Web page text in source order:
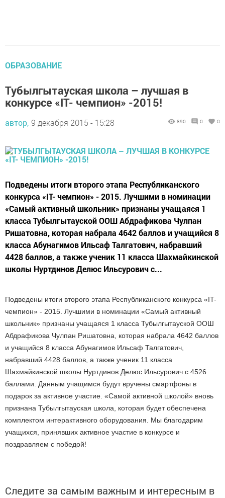
ОБРАЗОВАНИЕ
Тубылгытауская школа – лучшая в
конкурсе «IT- чемпион» -2015!
автор, 9 декабря 2015 - 15:28 890 0 0
Подведены итоги второго этапа Республиканского
конкурса «IT- чемпион» - 2015. Лучшими в номинации
«Самый активный школьник» признаны учащаяся 1
класса Тубылгытауской ООШ Абдрафикова Чулпан
Ришатовна, которая набрала 4642 баллов и учащийся 8
класса Абунагимов Ильсаф Талгатович, набравший
4428 баллов, а также ученик 11 класса Шахмайкинской
школы Нуртдинов Делюс Ильсурович с...
Подведены итоги второго этапа Республиканского конкурса «IT-
чемпион» - 2015. Лучшими в номинации «Самый активный
школьник» признаны учащаяся 1 класса Тубылгытауской ООШ
Абдрафикова Чулпан Ришатовна, которая набрала 4642 баллов
и учащийся 8 класса Абунагимов Ильсаф Талгатович,
набравший 4428 баллов, а также ученик 11 класса
Шахмайкинской школы Нуртдинов Делюс Ильсурович с 4526
баллами. Данным учащимся будут вручены смартфоны в
подарок за активное участие. «Самой активной школой» вновь
признана Тубылгытауская школа, которая будет обеспечена
комплектом интерактивного оборудования. Мы благодарим
учащихся, принявших активное участие в конкурсе и
поздравляем с победой!
Следите за самым важным и интересным в